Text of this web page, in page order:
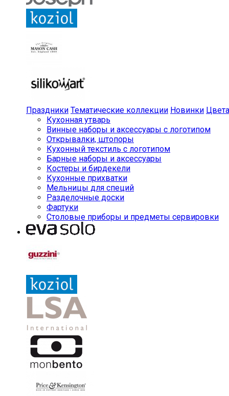
Праздники Тематические коллекции Новинки Цвета
Кухонная утварь
Винные наборы и аксессуары с логотипом
Открывалки, штопоры
Кухонный текстиль с логотипом
Барные наборы и аксессуары
Костеры и бирдекели
Кухонные прихватки
Мельницы для специй
Разделочные доски
Фартуки
Столовые приборы и предметы сервировки